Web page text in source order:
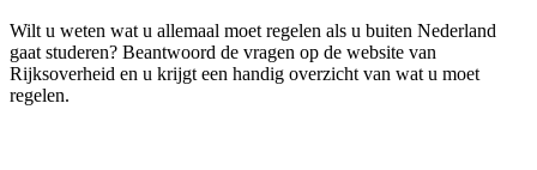
Wilt u weten wat u allemaal moet regelen als u buiten Nederland
gaat studeren? Beantwoord de vragen op de website van
Rijksoverheid en u krijgt een handig overzicht van wat u moet
regelen.